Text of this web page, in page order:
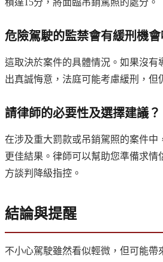
積達15分，將面臨吊銷駕照的處分。
危險駕駛的監禁會有緩刑機會
這取決於案件的具體情況。如果沒有
出真誠悔意，法庭可能考慮緩刑，但
請律師的必要性及選擇建議 ？
在涉及重大罰款或吊銷駕照的案件中
更佳結果。律師可以幫助您準備求情
方談判降級指控。
結論與提醒
不小心駕駛雖然看似輕微，但可能帶